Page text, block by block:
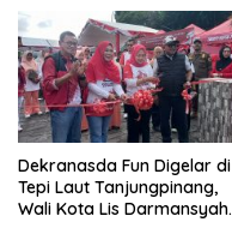
Dekranasda Fun Digelar di
Tepi Laut Tanjungpinang,
Wali Kota Lis Darmansyah